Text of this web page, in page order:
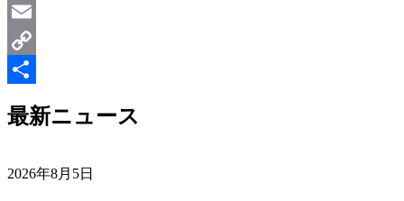
最新ニュース
2026年8月5日